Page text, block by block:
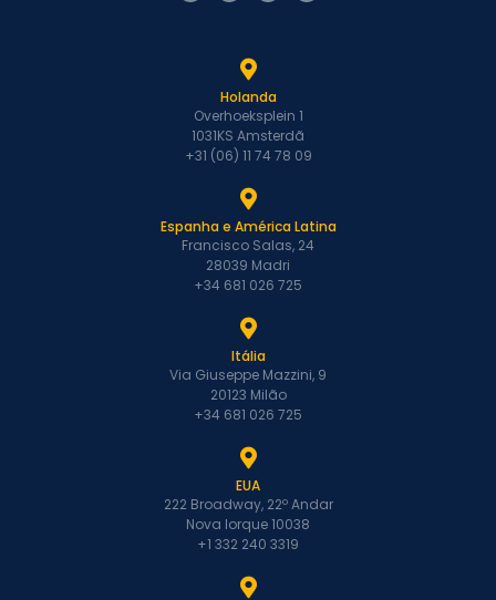
Holanda
Overhoeksplein 1
1031KS Amsterdã
+31 (06) 11 74 78 09
Espanha e América Latina
Francisco Salas, 24
28039 Madri
+34 681 026 725
Itália
Via Giuseppe Mazzini, 9
20123 Milão
+34 681 026 725
EUA
222 Broadway, 22º Andar
Nova Iorque 10038
+1 332 240 3319